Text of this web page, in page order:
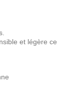
et légère ce